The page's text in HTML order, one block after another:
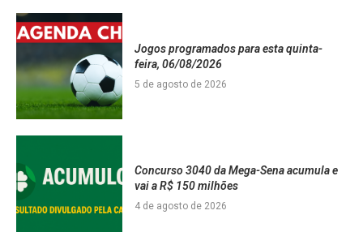
Jogos programados para esta quinta-
feira, 06/08/2026
5 de agosto de 2026
Concurso 3040 da Mega-Sena acumula e
vai a R$ 150 milhões
4 de agosto de 2026